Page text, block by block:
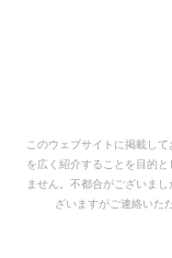
このウェブサイトに掲載し
を広く紹介することを目的
ません。不都合がございま
ざいますがご連絡いた